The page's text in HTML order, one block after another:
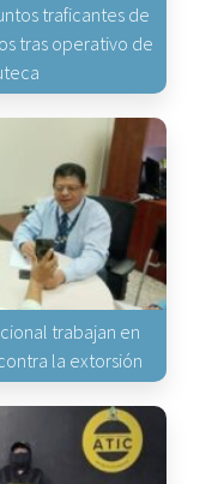
traficantes de
tras operativo de
trabajan en
la extorsión